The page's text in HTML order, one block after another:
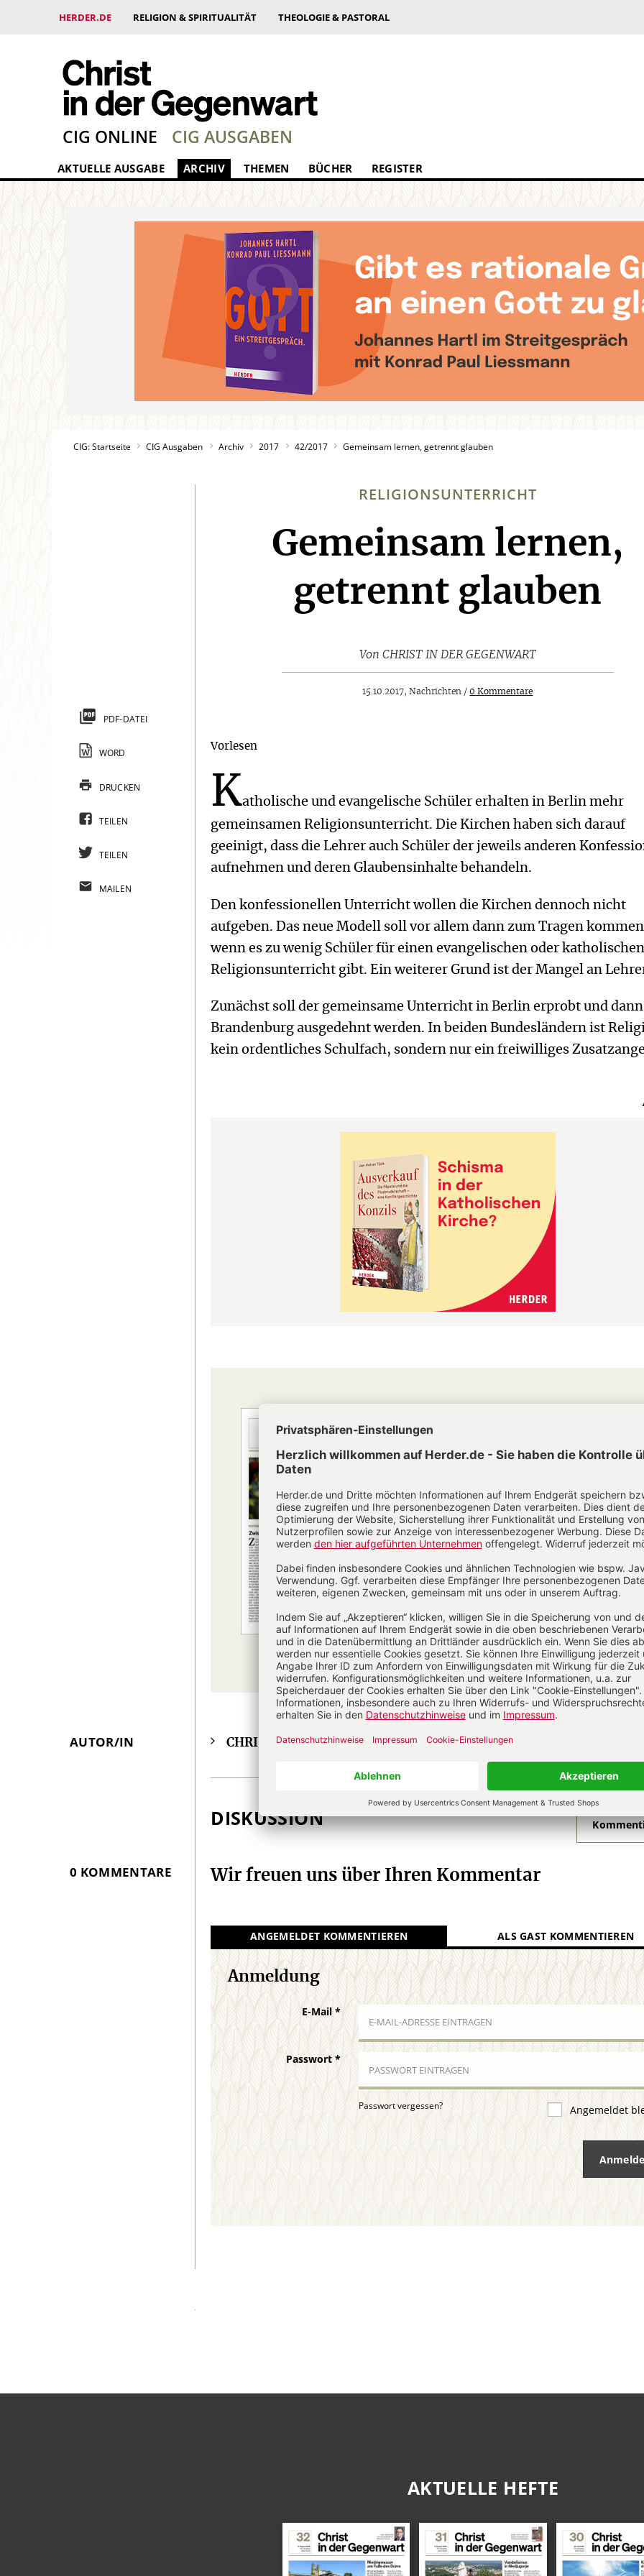
HERDER.DE RELIGION & SPIRITUALITÄT THEOLOGIE & PASTORAL
CIG ONLINE CIG AUSGABEN
AKTUELLE AUSGABE ARCHIV THEMEN BÜCHER REGISTER
CIG: Startseite CIG Ausgaben Archiv 2017 42/2017 Gemeinsam lernen, getrennt glauben
RELIGIONSUNTERRICHT
:
Gemeinsam lernen,
getrennt glauben
Von CHRIST IN DER GEGENWART
15.10.2017, Nachrichten /0 Kommentare
Vorlesen
Katholische und evangelische Schüler erhalten in Berlin mehr
gemeinsamen Religionsunterricht. Die Kirchen haben sich darauf
geeinigt, dass die Lehrer auch Schüler der jeweils anderen
aufnehmen und deren Glaubensinhalte behandeln.
Den konfessionellen Unterricht wollen die Kirchen dennoch nicht
aufgeben. Das neue Modell soll vor allem dann zum Tragen
wenn es zu wenig Schüler für einen evangelischen oder
Religionsunterricht gibt. Ein weiterer Grund ist der Mangel an
Zunächst soll der gemeinsame Unterricht in Berlin erprobt und
Brandenburg ausgedehnt werden. In beiden Bundesländern ist
kein ordentliches Schulfach, sondern nur ein freiwilliges
Unsere Wochenzeitschrift bietet Ihnen
Analysen geistiger, politischer und
religiöser Entwicklungen sowie
für ein modernes christliches Leben.
Zum Kennenlernen: 4 Wochen gratis
Jetzt gratis testen
PDF-DATEI
WORD
DRUCKEN
TEILEN
TEILEN
MAILEN
Überschrift
AUTOR/IN CHRIST IN DER GEGENWART Die Redaktion.
DISKUSSION
0 KOMMENTARE Wir freuen uns über Ihren Kommentar
ANGEMELDET KOMMENTIEREN ALS GAST KOMMENTIEREN
Anmeldung
E-Mail *
Passwort*
Passwort vergessen? Angemeldet
AKTUELLE HEFTE